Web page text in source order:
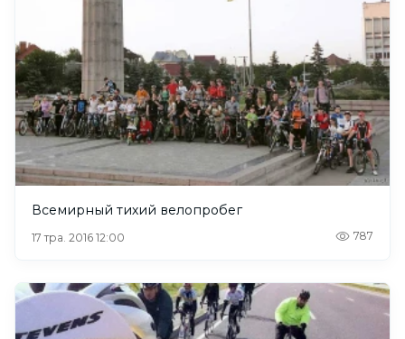
Всемирный тихий велопробег
17 тра. 2016 12:00 787